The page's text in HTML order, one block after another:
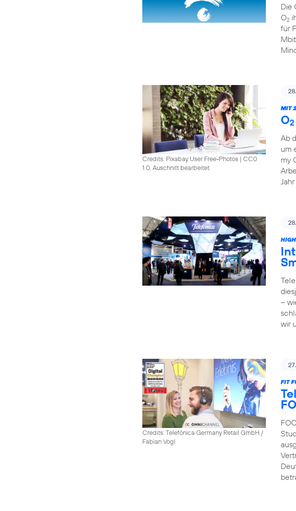
Die
O2
für
Credits: Pixabay User Free-Photos | CC0
1.0, Auschnitt bearbeitet
MIT
O2
Ab
um
my
–
wir
Credits: Telefónica Germany Retail GmbH /
Fabian Vogl
FIT